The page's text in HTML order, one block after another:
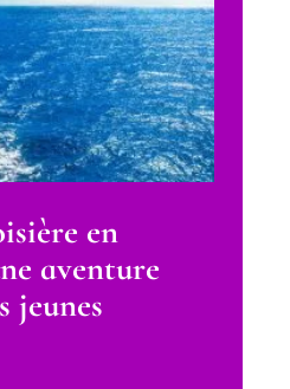
en
aventure
jeunes